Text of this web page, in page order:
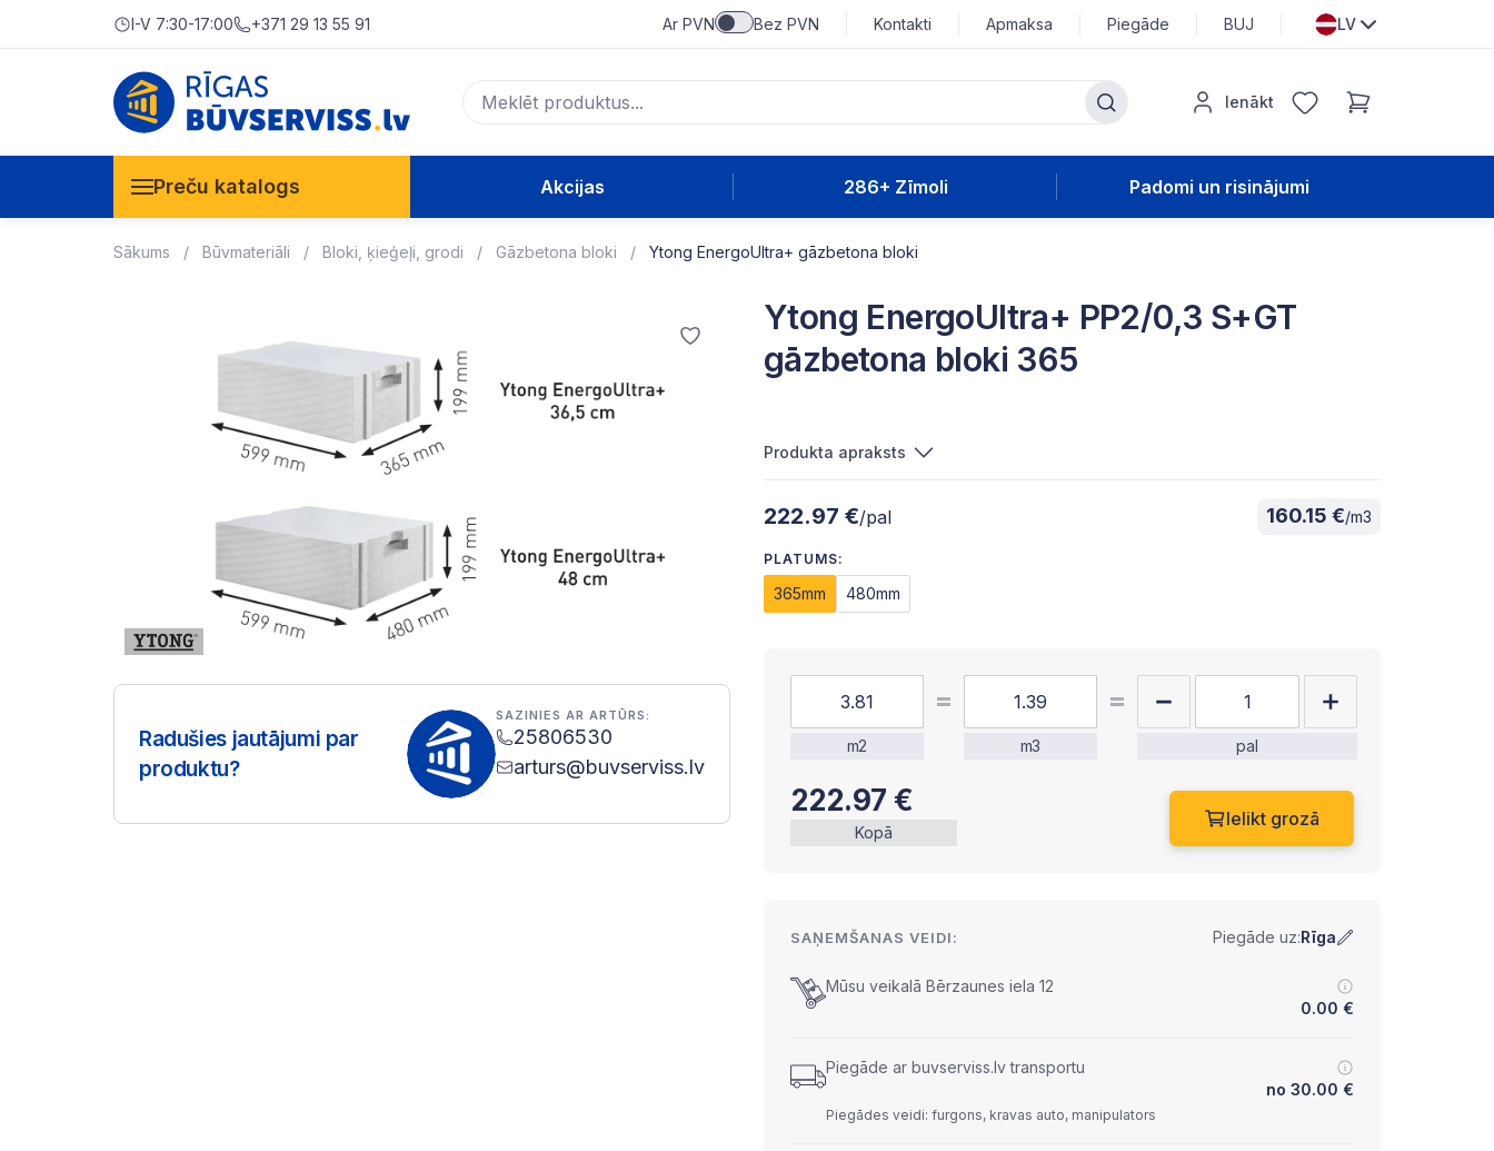
I-V 7:30-17:00 +371 29 13 55 91 Ar PVN Bez PVN Kontakti Apmaksa Piegāde BUJ LV
Ienākt
Preču katalogs Akcijas 286+ Zīmoli Padomi un risinājumi
Sākums Būvmateriāli Bloki, ķieģeļi, grodi Gāzbetona bloki Ytong EnergoUltra+ gāzbetona bloki
Radušies jautājumi par
produktu?
SAZINIES AR ARTŪRS:
25806530
arturs@buvserviss.lv
Ytong EnergoUltra+ PP2/0,3 S+GT
gāzbetona bloki 365
Produkta apraksts
222.97 €/pal 160.15 €/m3
PLATUMS:
365mm 480mm
m2 m3 pal
222.97 €
Kopā
Ielikt grozā
SAŅEMŠANAS VEIDI: Piegāde uz:Rīga
Mūsu veikalā Bērzaunes iela 12
0.00 €
Piegāde ar buvserviss.lv transportu
no 30.00 €
Piegādes veidi: furgons, kravas auto, manipulators